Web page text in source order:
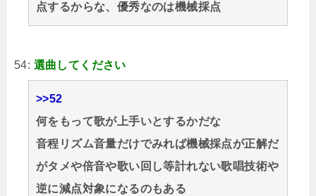
点するからな、優秀なのは機械採点
54: 選曲してください
>>52
何をもって歌が上手いとするかだな
音程リズム音量だけでみれば機械採点が正解だ
がタメや倍音や歌い回し等計れない歌唱技術や
逆に減点対象になるのもある